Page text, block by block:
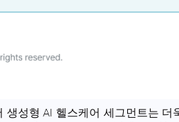
생성형 AI 헬스케어 세그먼트는